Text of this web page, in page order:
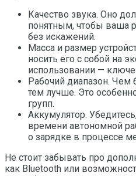
Качество звука. Оно
понятным, чтобы ваша
без искажений.
Масса и размер
носить его с собой на
использовании —
Рабочий диапазон. Чем
тем лучше. Это
групп.
Аккумулятор.
времени автономной
о зарядке в процессе
Не стоит забывать про
как Bluetooth или